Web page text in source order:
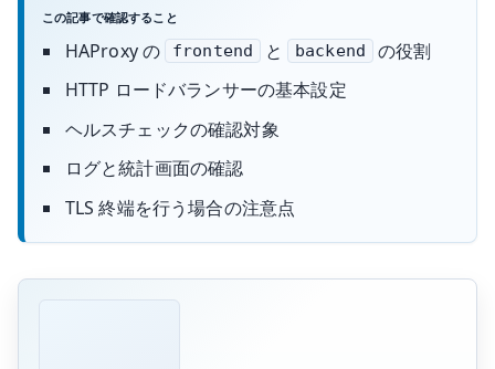
この記事で確認すること
HAProxy の frontend と backend
の役割
HTTP ロードバランサーの基本設定
ヘルスチェックの確認対象
ログと統計画面の確認
TLS 終端を行う場合の注意点